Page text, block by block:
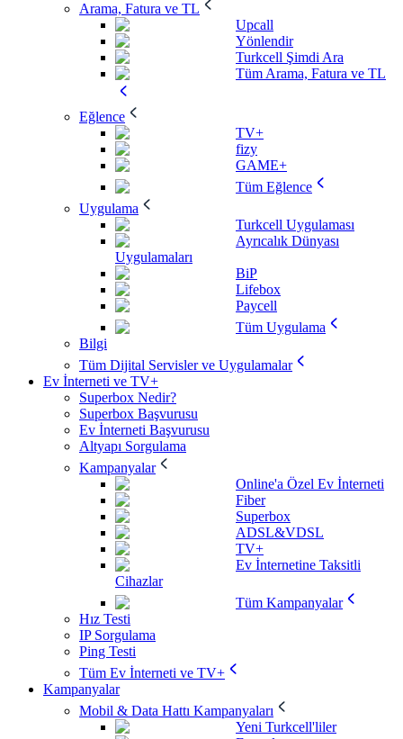
Arama, Fatura ve TL
Upcall
Yönlendir
Turkcell Şimdi Ara
Tüm Arama, Fatura ve TL
Eğlence
TV+
fizy
GAME+
Tüm Eğlence
Uygulama
Turkcell Uygulaması
Ayrıcalık Dünyası
Uygulamaları
BiP
Lifebox
Paycell
Tüm Uygulama
Bilgi
Tüm Dijital Servisler ve Uygulamalar
Ev İnterneti ve TV+
Superbox Nedir?
Superbox Başvurusu
Ev İnterneti Başvurusu
Altyapı Sorgulama
Kampanyalar
Online'a Özel Ev İnterneti
Fiber
Superbox
ADSL&VDSL
TV+
Ev İnternetine Taksitli
Cihazlar
Tüm Kampanyalar
Hız Testi
IP Sorgulama
Ping Testi
Tüm Ev İnterneti ve TV+
Kampanyalar
Mobil & Data Hattı Kampanyaları
Yeni Turkcell'liler